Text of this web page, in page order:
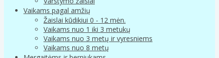
Vaikams pagal amžių
Žaislai kūdikiui 0 - 12 mėn.
Vaikams nuo 1 iki 3 metukų
Vaikams nuo 3 metų ir vyresniems
Vaikams nuo 8 metų